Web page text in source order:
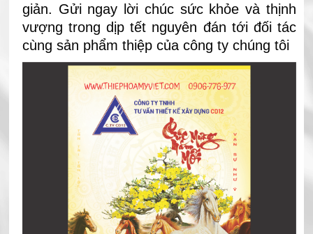
giản. Gửi ngay lời chúc sức khỏe và thịnh
vượng trong dịp tết nguyên đán tới đối tác
cùng sản phẩm thiệp của công ty chúng tôi